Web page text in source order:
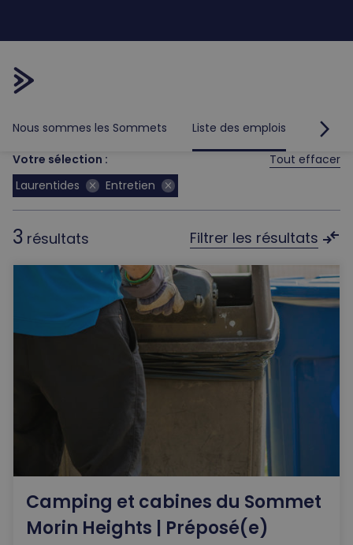
Nous sommes les Sommets Liste des emplois arrow_forward_ios
Laurentides close Entretien close
Votre sélection : Tout effacer
3 résultats Filtrer les résultats compare_arrows
Camping et cabines du Sommet
Morin Heights | Préposé(e)